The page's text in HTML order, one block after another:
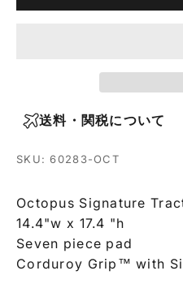
送料・関税について
SKU: 60283-OCT
Octopus Signature
14.4"w x 17.4 "h
Seven piece pad
Corduroy Grip™ with